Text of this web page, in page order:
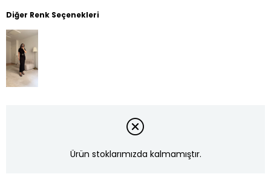
Diğer Renk Seçenekleri
Ürün stoklarımızda kalmamıştır.